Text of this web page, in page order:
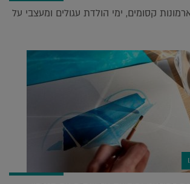
מילאנו #5: ארמונות קסומים, ימי הולדת עגולים ומעצבי על